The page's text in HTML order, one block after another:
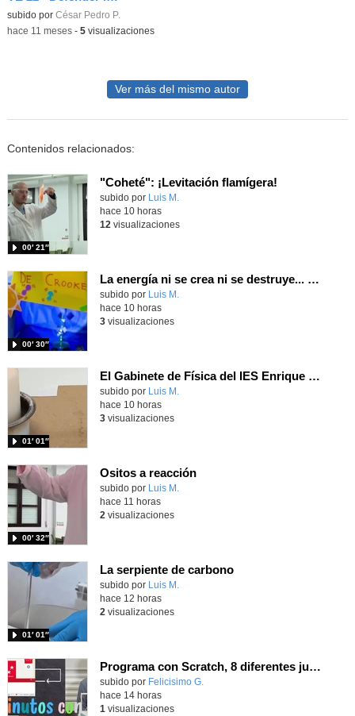
Contenido educativo.
subido por César Pedro P.
-hace 11 meses- 5visualizaciones
Ver más del mismo autor
Contenidos relacionados:
"Coheté": ¡Levitación flamígera!
Contenido educativo.
subido por Luis M.
00′ 21″
hace 10 horas
12 visualizaciones
La energía ni se crea ni se destruye... ¡se experimenta! El Tierno en la Feria Madrid es Ciencia 2026
Contenido educativo.
subido por Luis M.
00′ 30″
hace 10 horas
3visualizaciones
El Gabinete de Física del IES Enrique Tierno Galván de Parla (Curso 25-26)
Contenido educativo.
subido por Luis M.
01′ 01″
hace 10 horas
3visualizaciones
Ositos a reacción
Contenido educativo.
subido por Luis M.
00′ 32″
hace 11 horas
2 visualizaciones
La serpiente de carbono
Contenido educativo.
subido por Luis M.
01′ 01″
hace 12 horas
2 visualizaciones
Programa con Scratch, 8 diferentes juegos para vivir la emoción de los partidos de España en el mundial 2026
Contenido educativo.
subido por Felicisimo G.
hace 14 horas
1 visualizaciones